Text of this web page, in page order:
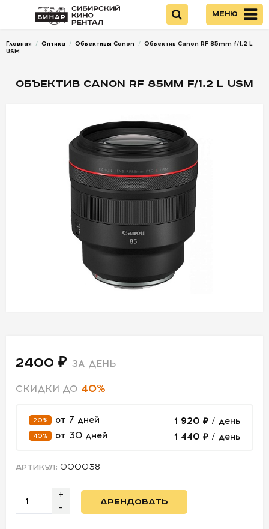
Войти
НОВИНКИ
ОПЕРАТОРСКОЕ
ОБОРУДОВАНИЕ
МЕРОПРИЯТИЙ
АРЕНДА
СВЕТОБАЗА
ДОСТАВКА
Меню
Главная / Оптика / Объективы Canon / Объектив Canon RF 85mm f/1.2 L
USM
ОБЪЕКТИВ CANON RF 85MM F/1.2 L USM
2400 ₽ ЗА ДЕНЬ
СКИДКИ ДО 40%
20% от 7 дней 1 920 ₽ / день
40% от 30 дней 1 440 ₽ / день
АРТИКУЛ: 000038
+
-
АРЕНДОВАТЬ